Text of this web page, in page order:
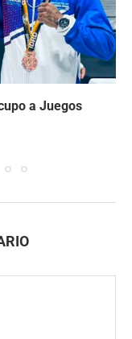
a Juegos